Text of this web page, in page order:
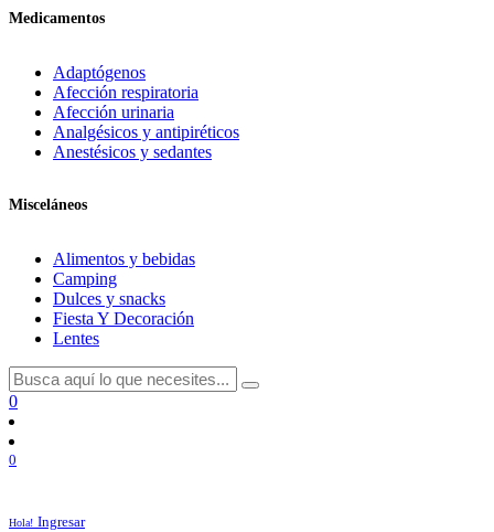
Medicamentos
Adaptógenos
Afección respiratoria
Afección urinaria
Analgésicos y antipiréticos
Anestésicos y sedantes
Misceláneos
Alimentos y bebidas
Camping
Dulces y snacks
Fiesta Y Decoración
Lentes
0
0
Hola! Ingresar